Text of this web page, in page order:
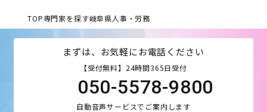
TOP専門家を探す岐阜県人事・労務
まずは、お気軽にお電話ください
【受付無料】24時間365日受付
050-5578-9800
自動音声サービスでご案内します